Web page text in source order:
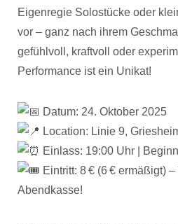
Eigenregie Solostücke oder
vor – ganz nach ihrem
gefühlvoll, kraftvoll oder
Performance ist ein Unikat!
Datum: 24. Oktober 2025
Location: Linie 9,
Einlass: 19:00 Uhr |
Eintritt: 8 € (6 € ermäßigt)
Abendkasse!